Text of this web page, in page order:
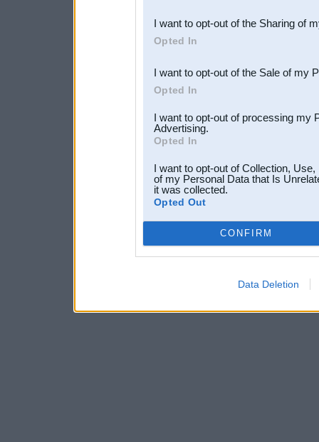
Downstream Participants
third parties.
I want to opt-out of the Sharing of
Opted In
I want to opt-out of the Sale of my
Opted In
I want to opt-out of processing my
Advertising.
Opted In
I want to opt-out of Collection,
of my Personal Data that Is
it was collected.
Opted Out
CONFIRM
Data Deletion